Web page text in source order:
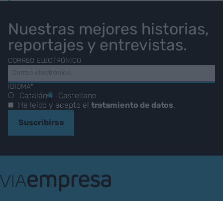
Nuestras mejores historias,
reportajes y entrevistas.
CORREO ELECTRÓNICO
IDIOMA*
Catalán
Castellano
He leído y acepto el tratamiento de datos
Suscribirse